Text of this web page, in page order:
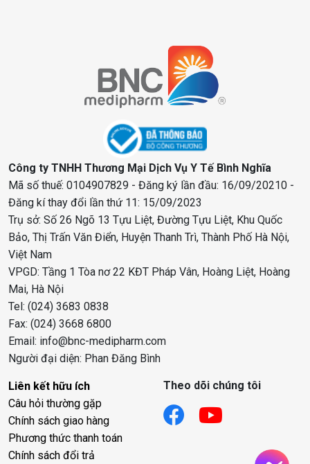
Công ty TNHH Thương Mại Dịch Vụ Y Tế Bình Nghĩa
Mã số thuế: 0104907829 - Đăng ký lần đầu: 16/09/20210 -
Đăng kí thay đổi lần thứ 11: 15/09/2023
Trụ sở: Số 26 Ngõ 13 Tựu Liệt, Đường Tựu Liệt, Khu Quốc
Bảo, Thị Trấn Văn Điển, Huyện Thanh Trì, Thành Phố Hà Nội,
Việt Nam
VPGD: Tầng 1 Tòa nơ 22 KĐT Pháp Vân, Hoàng Liệt, Hoàng
Mai, Hà Nội
Tel: (024) 3683 0838
Fax: (024) 3668 6800
Email: info@bnc-medipharm.com
Người đại diện: Phan Đăng Bình
Liên kết hữu ích
Câu hỏi thường gặp
Chính sách giao hàng
Phương thức thanh toán
Chính sách đổi trả
Theo dõi chúng tôi